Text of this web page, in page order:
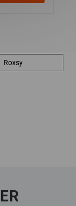
Roxsy